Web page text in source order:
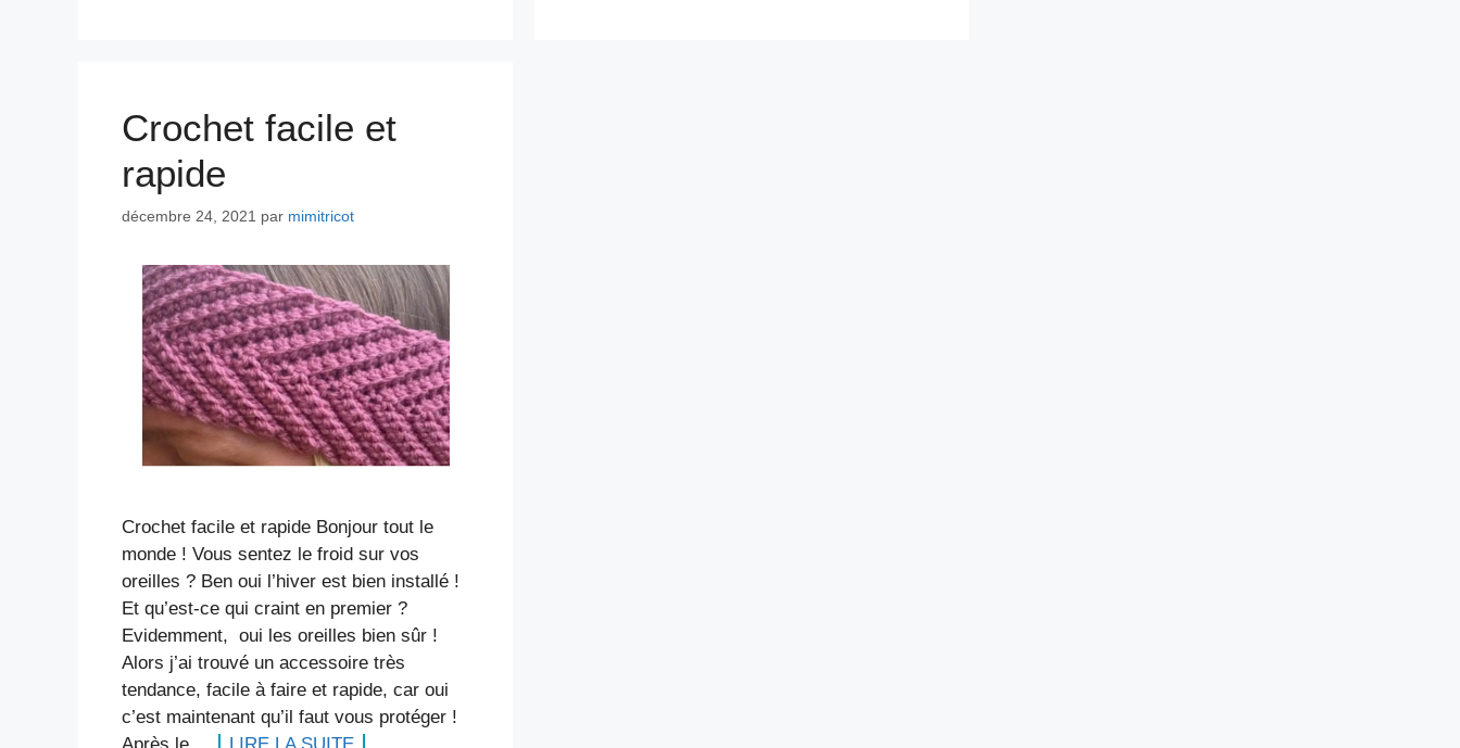
Crochet facile et
rapide
décembre 24, 2021 par mimitricot
Crochet facile et rapide Bonjour tout le
monde ! Vous sentez le froid sur vos
oreilles ? Ben oui l’hiver est bien installé !
Et qu’est-ce qui craint en premier ?
Evidemment, oui les oreilles bien sûr !
Alors j’ai trouvé un accessoire très
tendance, facile à faire et rapide, car oui
c’est maintenant qu’il faut vous protéger !
Après le …
LIRE LA SUITE